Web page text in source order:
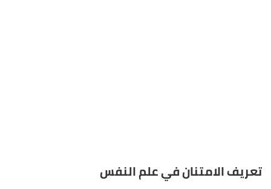
تعريف الامتنان في علم النفس